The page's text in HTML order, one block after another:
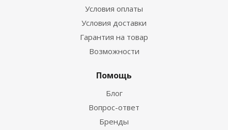
Условия оплаты
Условия доставки
Гарантия на товар
Возможности
Помощь
Блог
Вопрос-ответ
Бренды